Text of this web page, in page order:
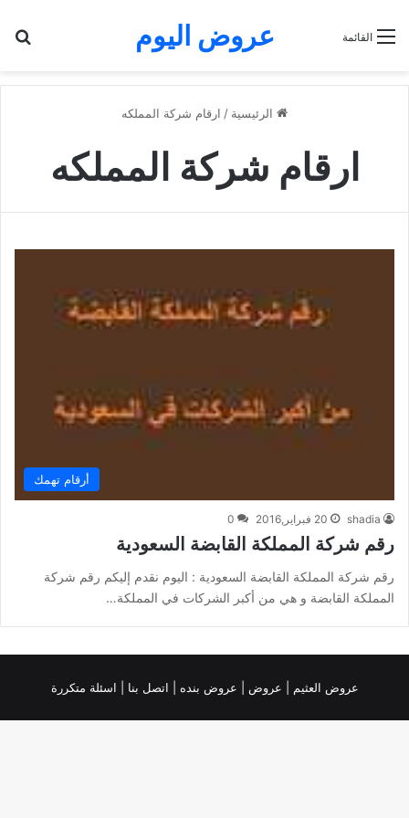
عروض اليوم القائمة
الرئيسية / ارقام شركة المملكه
ارقام شركة المملكه
أرقام تهمك
shadia 20 فبراير,2016 0
رقم شركة المملكة القابضة السعودية
رقم شركة المملكة القابضة السعودية : اليوم نقدم إليكم رقم شركة
المملكة القابضة و هي من أكبر الشركات في المملكة…
عروض العثيم عروض عروض بنده | اتصل بنا | اسئلة متكررة